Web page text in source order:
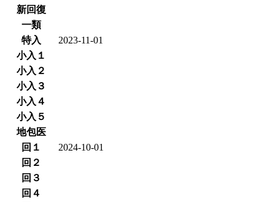
新回復
一類
特入
2023-11-01
小入１
小入２
小入３
小入４
小入５
地包医
回１
2024-10-01
回２
回３
回４